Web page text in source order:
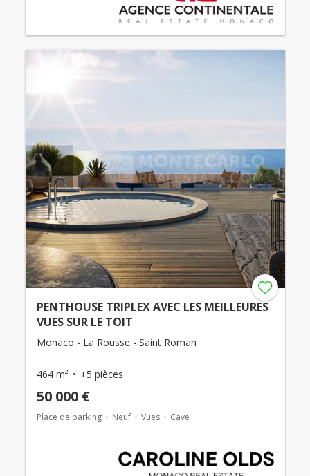
PENTHOUSE TRIPLEX AVEC LES MEILLEURES
VUES SUR LE TOIT
Monaco - La Rousse - Saint Roman
464 m² +5 pièces
50 000 €
Place de parking Neuf Vues Cave